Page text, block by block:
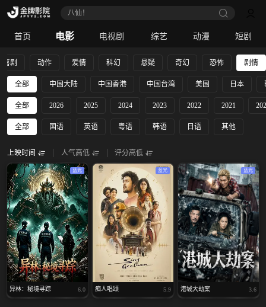
八仙！
首页 电影 电视剧 综艺 动漫 短剧
喜剧 动作 爱情 科幻 悬疑 奇幻 恐怖 剧情
全部 中国大陆 中国香港 中国台湾 美国 日本
全部 2026 2025 2024 2023 2022 2021
全部 国语 英语 粤语 韩语 日语 其他
上映时间 人气高低 评分高低
蓝光
异林：秘境寻踪 6.0
蓝光
痴人唱颂 5.9
蓝光
港城大劫案 3.6